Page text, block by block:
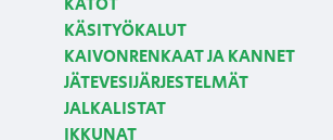
KÄSITYÖKALUT
KAIVONRENKAAT JA KANNET
JÄTEVESIJÄRJESTELMÄT
JALKALISTAT